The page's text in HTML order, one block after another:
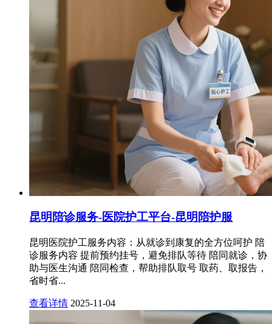
昆明陪诊服务-医院护工平台-昆明陪护服
昆明医院护工服务内容：从就诊到康复的全方位呵护 陪
诊服务内容 提前预约挂号，避免排队等待 陪同就诊，协
助与医生沟通 陪同检查，帮助排队取号 取药、取报告，
省时省...
查看详情 2025-11-04